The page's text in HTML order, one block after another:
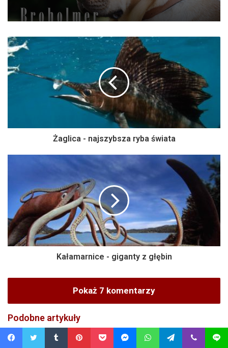
Żaglica - najszybsza ryba świata
Kałamarnice - giganty z głębin
Pokaż 7 komentarzy
Podobne artykuły